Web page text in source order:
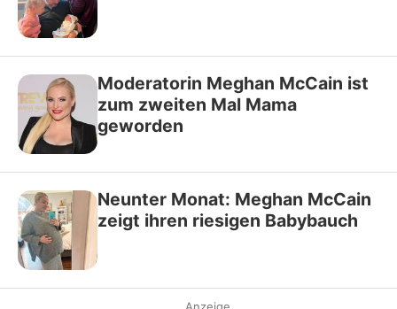
Moderatorin Meghan McCain ist
zum zweiten Mal Mama
geworden
Neunter Monat: Meghan McCain
zeigt ihren riesigen Babybauch
Anzeige